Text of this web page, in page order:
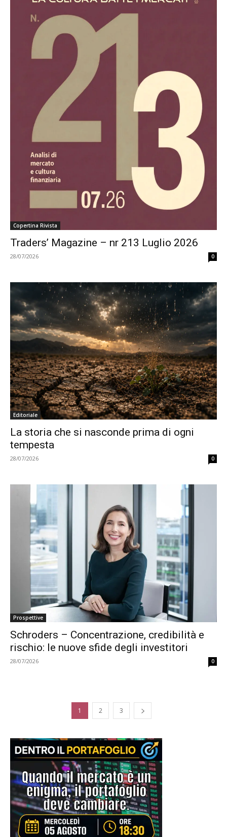
Copertina Rivista
Traders’ Magazine – nr 213 Luglio 2026
28/07/2026 0
Editoriale
La storia che si nasconde prima di ogni
tempesta
28/07/2026 0
Prospettive
Schroders – Concentrazione, credibilità e
rischio: le nuove sfide degli investitori
28/07/2026 0
1 2 3